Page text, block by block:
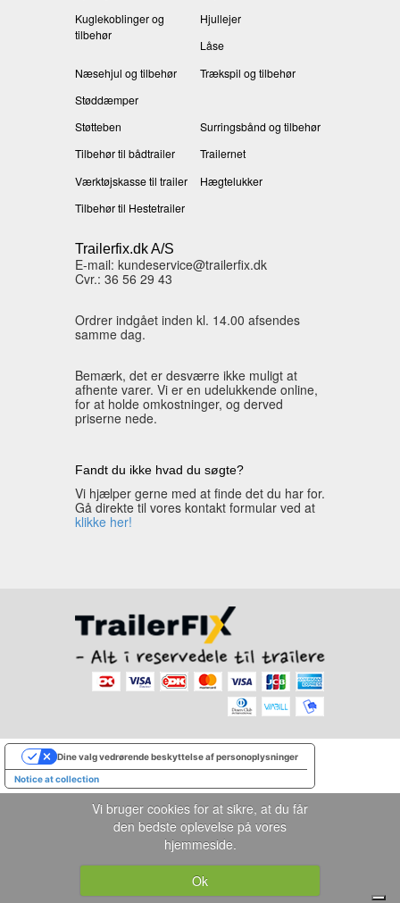
Kuglekoblinger og
tilbehør
Hjullejer
Låse
Næsehjul og tilbehør
Trækspil og tilbehør
Støddæmper
Støtteben
Surringsbånd og tilbehør
Tilbehør til bådtrailer
Trailernet
Værktøjskasse til trailer
Hægtelukker
Tilbehør til Hestetrailer
Trailerfix.dk A/S
E-mail: kundeservice@trailerfix.dk
Cvr.: 36 56 29 43
Ordrer indgået inden kl. 14.00 afsendes
samme dag.
Bemærk, det er desværre ikke muligt at
afhente varer. Vi er en udelukkende online,
for at holde omkostninger, og derved
priserne nede.
Fandt du ikke hvad du søgte?
Vi hjælper gerne med at finde det du har for.
Gå direkte til vores kontakt formular ved at
klikke her!
Notice at collection
Dine valg vedrørende beskyttelse af personoplysninger
Vi bruger cookies for at sikre, at du får
den bedste oplevelse på vores
hjemmeside.
Ok